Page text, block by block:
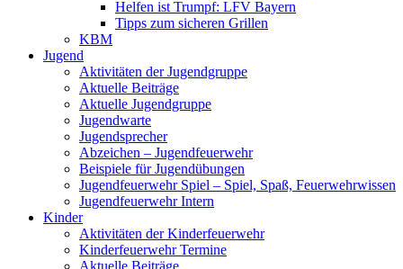
Helfen ist Trumpf: LFV Bayern
Tipps zum sicheren Grillen
KBM
Jugend
Aktivitäten der Jugendgruppe
Aktuelle Beiträge
Aktuelle Jugendgruppe
Jugendwarte
Jugendsprecher
Abzeichen – Jugendfeuerwehr
Beispiele für Jugendübungen
Jugendfeuerwehr Spiel – Spiel, Spaß, Feuerwehrwissen
Jugendfeuerwehr Intern
Kinder
Aktivitäten der Kinderfeuerwehr
Kinderfeuerwehr Termine
Aktuelle Beiträge